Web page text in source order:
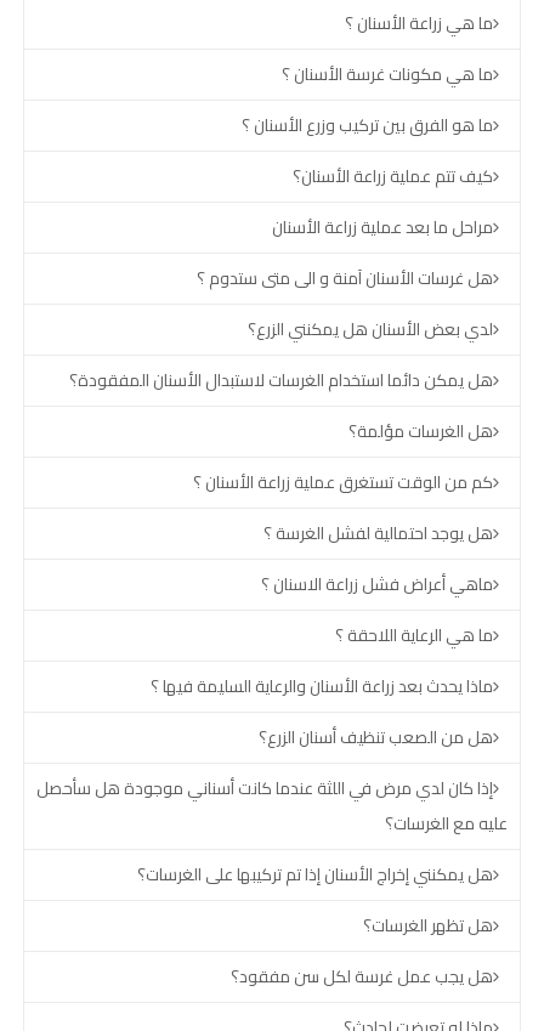
ما هي زراعة الأسنان ؟
ما هي مكونات غرسة الأسنان ؟
ما هو الفرق بين تركيب وزرع الأسنان ؟
كيف تتم عملية زراعة الأسنان؟
مراحل ما بعد عملية زراعة الأسنان
هل غرسات الأسنان آمنة و الى متى ستدوم ؟
لدي بعض الأسنان هل يمكنني الزرع؟
هل يمكن دائما استخدام الغرسات لاستبدال الأسنان المفقودة؟
هل الغرسات مؤلمة؟
كم من الوقت تستغرق عملية زراعة الأسنان ؟
هل يوجد احتمالية لفشل الغرسة ؟
ماهي أعراض فشل زراعة الاسنان ؟
ما هي الرعاية اللاحقة ؟
ماذا يحدث بعد زراعة الأسنان والرعاية السليمة فيها ؟
هل من الصعب تنظيف أسنان الزرع؟
إذا كان لدي مرض في اللثة عندما كانت أسناني موجودة هل سأحصل
عليه مع الغرسات؟
هل يمكنني إخراج الأسنان إذا تم تركيبها على الغرسات؟
هل تظهر الغرسات؟
هل يجب عمل غرسة لكل سن مفقود؟